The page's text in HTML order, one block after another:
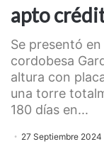
apto
Se presentó
cordobesa
altura con
una torre
180 días en...
27 Septiembre 2024